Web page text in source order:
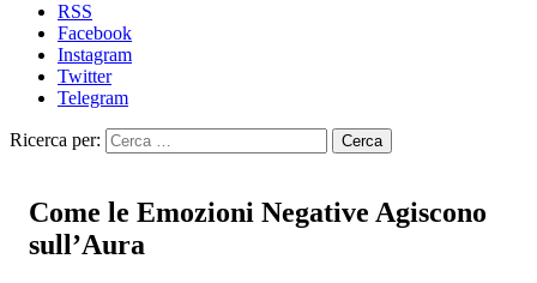
RSS
Facebook
Instagram
Twitter
Telegram
Ricerca per:
Come le Emozioni Negative Agiscono
sull’Aura